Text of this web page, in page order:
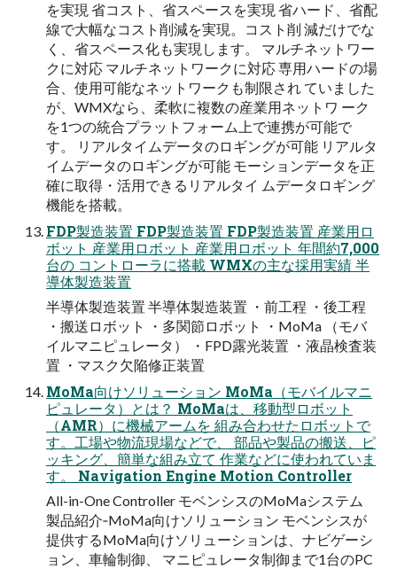
を実現 省コスト、省スペースを実現 省ハード、省配
線で大幅なコスト削減を実現。コスト削 減だけでな
く、省スペース化も実現します。 マルチネットワー
クに対応 マルチネットワークに対応 専用ハードの場
合、使用可能なネットワークも制限され ていました
が、WMXなら、柔軟に複数の産業用ネットワ ーク
を1つの統合プラットフォーム上で連携が可能で
す。 リアルタイムデータのロギングが可能 リアルタ
イムデータのロギングが可能 モーションデータを正
確に取得・活用できるリアルタイ ムデータロギング
機能を搭載。
FDP製造装置 FDP製造装置 FDP製造装置 産業用ロ
ボット 産業用ロボット 産業用ロボット 年間約7,000
台の コントローラに搭載 WMXの主な採用実績 半
導体製造装置
半導体製造装置 半導体製造装置 ・前工程 ・後工程
・搬送ロボット ・多関節ロボット ・MoMa （モバ
イルマニピュレータ） ・FPD露光装置 ・液晶検査装
置 ・マスク欠陥修正装置
MoMa向けソリューション MoMa（モバイルマニ
ピュレータ）とは？ MoMaは、移動型ロボット
（AMR）に機械アームを 組み合わせたロボットで
す。工場や物流現場などで、 部品や製品の搬送、ピ
ッキング、簡単な組み立て 作業などに使われていま
す。 Navigation Engine Motion Controller
All-in-One Controller モベンシスのMoMaシステム
製品紹介‐MoMa向けソリューション モベンシスが
提供するMoMa向けソリューションは、ナビゲーシ
ョン、車輪制御、 マニピュレータ制御まで1台のPC